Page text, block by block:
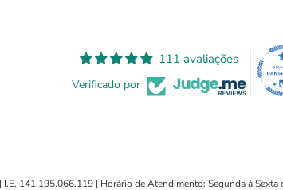
111 avaliações
Verificado por
141.195.066.119 | Horário de Atendimento: Segunda á